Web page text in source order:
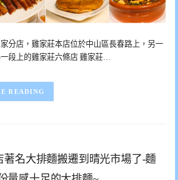
分店，雞家莊本店位於中山區長春路上，另一
段上的雞家莊六條店 雞家莊…
READING
著名大排麵搬遷到晴光市場了-麵